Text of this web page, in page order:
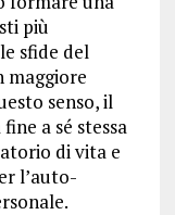
più
sfide del
maggiore
senso, il
a sé stessa
di vita e
l’auto-